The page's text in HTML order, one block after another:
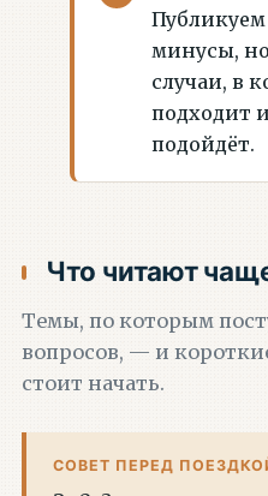
минусы,
случаи, в
подходит
подойдёт.
Что читают
Темы, по которым
вопросов, — и
стоит начать.
СОВЕТ ПЕРЕД